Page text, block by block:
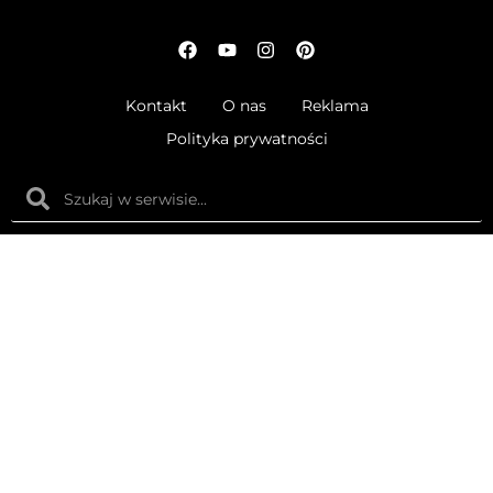
Kontakt O nas
Reklama
Polityka prywatności